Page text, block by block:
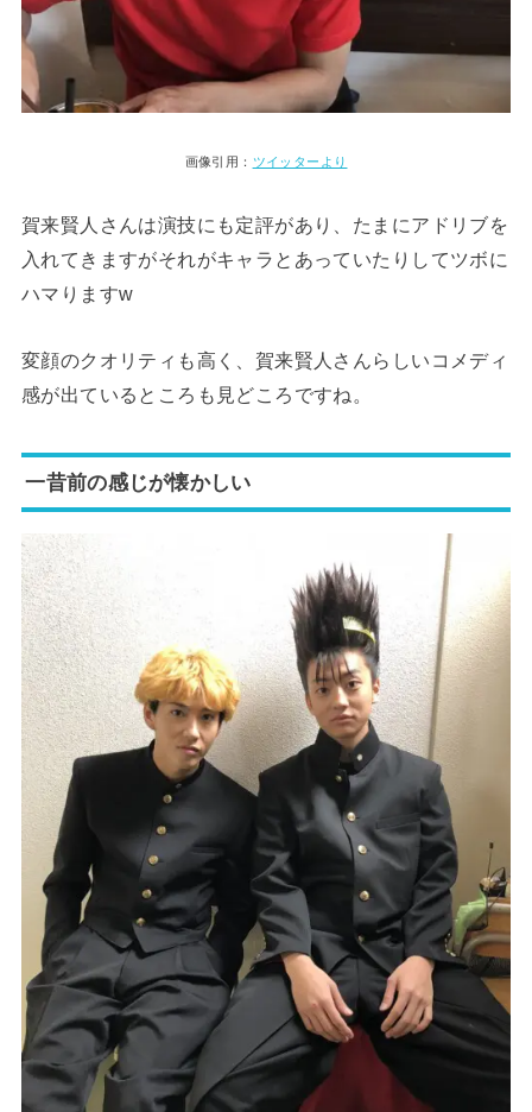
画像引用： ツイッターより
賀来賢人さんは演技にも定評があり、たまにアドリブを
入れてきますがそれがキャラとあっていたりしてツボに
ハマりますw
変顔のクオリティも高く、賀来賢人さんらしいコメディ
感が出ているところも見どころですね。
一昔前の感じが懐かしい